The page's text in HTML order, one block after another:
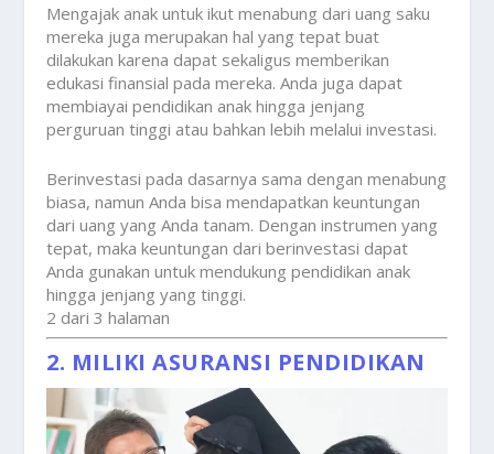
Mengajak anak untuk ikut menabung dari uang saku
mereka juga merupakan hal yang tepat buat
dilakukan karena dapat sekaligus memberikan
edukasi finansial pada mereka. Anda juga dapat
membiayai pendidikan anak hingga jenjang
perguruan tinggi atau bahkan lebih melalui investasi.
Berinvestasi pada dasarnya sama dengan menabung
biasa, namun Anda bisa mendapatkan keuntungan
dari uang yang Anda tanam. Dengan instrumen yang
tepat, maka keuntungan dari berinvestasi dapat
Anda gunakan untuk mendukung pendidikan anak
hingga jenjang yang tinggi.
2 dari 3 halaman
2. MILIKI ASURANSI PENDIDIKAN